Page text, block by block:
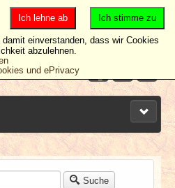
Suche
Ich stimme zu
Ich lehne ab
einverstanden, dass wir Cookies
abzulehnen.
und ePrivacy